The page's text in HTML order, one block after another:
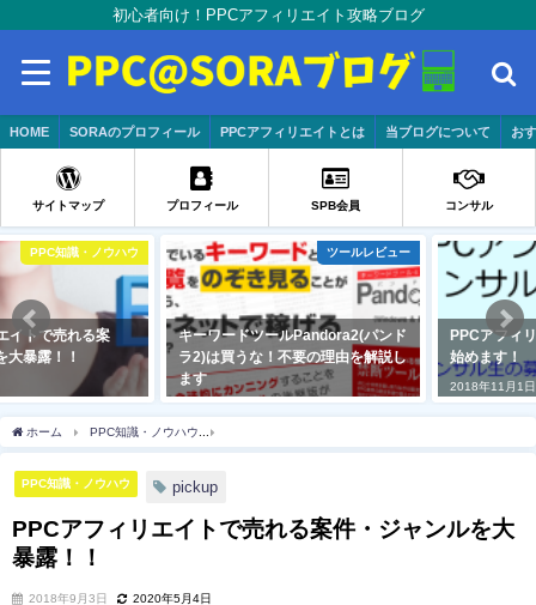
初心者向け！PPCアフィリエイト攻略ブログ
HOME SORAのプロフィール PPCアフィリエイトとは 当ブログについて お
サイトマップ プロフィール SPB会員 コンサル
ツールレビュー
キーワードツールPandora2(パンド
ラ2)は買うな！不要の理由を解説し
コンサル
PPCアフィリエイトのコンサルを
始めます！
2018年11月1日
ホーム PPC知識・ノウハウ
PPC知識・ノウハウ pickup
PPCアフィリエイトで売れる案件・ジャンルを大
暴露！！
2018年9月3日 2020年5月4日